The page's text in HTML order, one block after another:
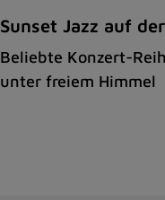
Sunset Jazz auf
Beliebte Konzert-
unter freiem Himmel